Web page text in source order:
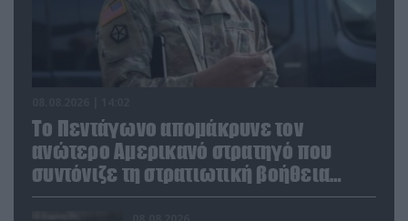
Το Πεντάγωνο απομάκρυνε τον
ανώτερο Αμερικανό στρατηγό που
συντόνιζε τη στρατιωτική βοήθεια
προς την Ουκρανία